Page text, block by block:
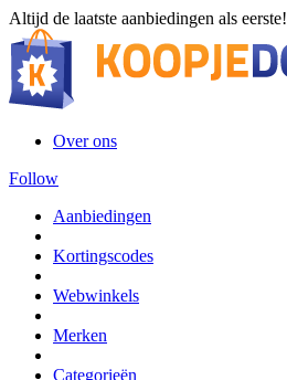
Altijd de laatste aanbiedingen als eerste!
Over ons
Follow
Aanbiedingen
Kortingscodes
Webwinkels
Merken
Categorieën